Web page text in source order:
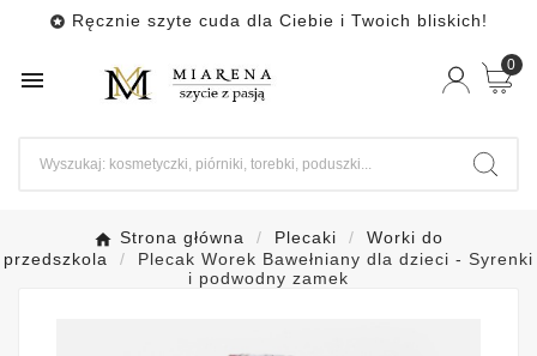
 Ręcznie szyte cuda dla Ciebie i Twoich bliskich!

0
Strona główna Plecaki
Worki do
przedszkola
Plecak Worek Bawełniany dla dzieci - Syrenki
i podwodny zamek